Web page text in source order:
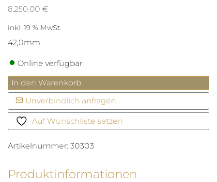
8.250,00 €
inkl. 19 % MwSt.
42,0mm
Online verfügbar
Superocean
Heritage
Menge
In den Warenkorb
Unverbindlich anfragen
Auf Wunschliste setzen
Artikelnummer: 30303
Produktinformationen